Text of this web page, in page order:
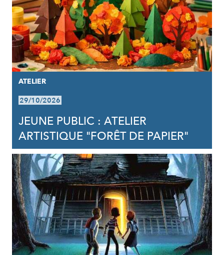
ATELIER
29/10/2026
JEUNE PUBLIC : ATELIER
ARTISTIQUE "FORÊT DE PAPIER"